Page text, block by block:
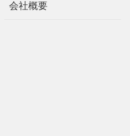
会社概要